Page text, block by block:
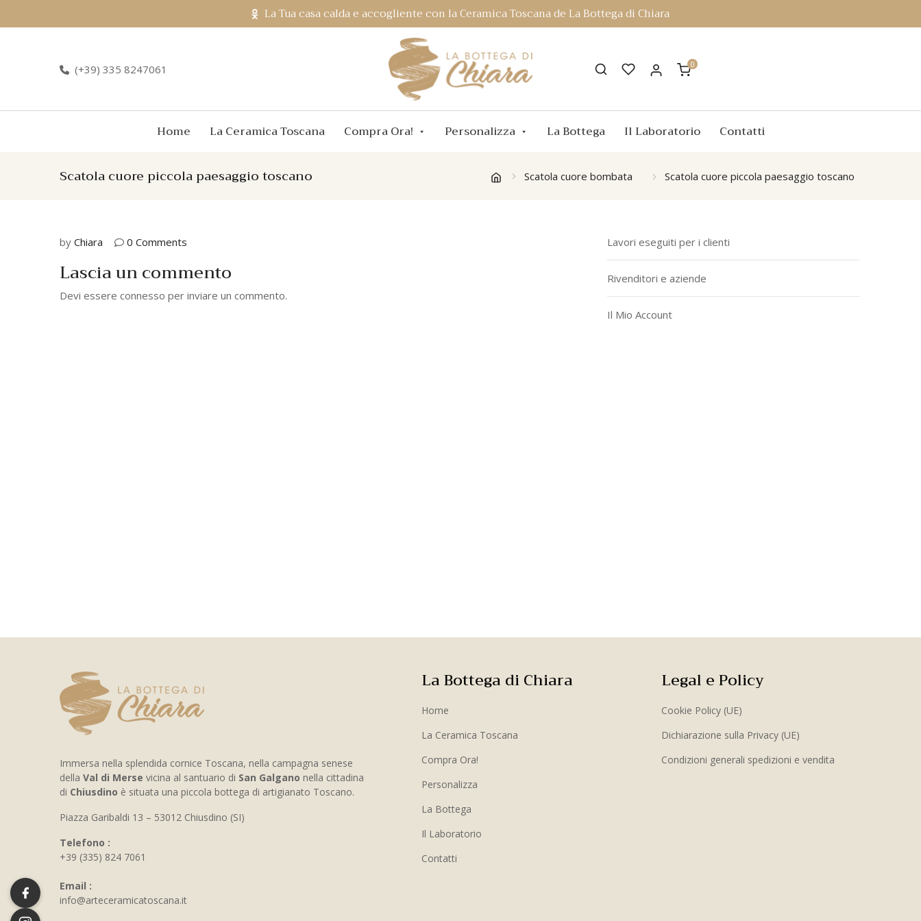
La Tua casa calda e accogliente con la Ceramica Toscana de La Bottega di Chiara
(+39) 335 8247061 0
Home La Ceramica Toscana Compra Ora! Personalizza La Bottega Il Laboratorio Contatti
Scatola cuore piccola paesaggio toscano Scatola cuore bombata Scatola cuore piccola paesaggio toscano
by Chiara 0 Comments
Lascia un commento
Devi essere connesso per inviare un commento.
Lavori eseguiti per i clienti
Rivenditori e aziende
Il Mio Account
Immersa nella splendida cornice Toscana, nella campagna senese
della Val di Merse vicina al santuario di San Galgano nella cittadina
di Chiusdino è situata una piccola bottega di artigianato Toscano.
Piazza Garibaldi 13 – 53012 Chiusdino (SI)
Telefono :
+39 (335) 824 7061
Email :
info@arteceramicatoscana.it
La Bottega di Chiara
Home
La Ceramica Toscana
Compra Ora!
Personalizza
La Bottega
Il Laboratorio
Contatti
Legal e Policy
Cookie Policy (UE)
Dichiarazione sulla Privacy (UE)
Condizioni generali spedizioni e vendita